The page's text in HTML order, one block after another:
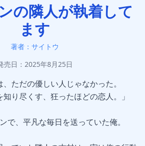
の隣人が執着して
ます
著者：サイトウ
売日：2025年8月25日
、ただの優しい人じゃなかった。
り尽くす、狂ったほどの恋人。」
で、平凡な毎日を送っていた俺。